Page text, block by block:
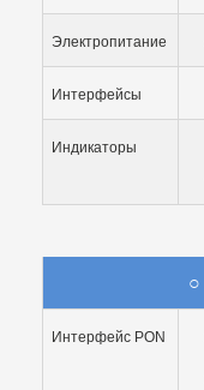
Электропитание
Интерфейсы
Индикаторы
○
Интерфейс PON